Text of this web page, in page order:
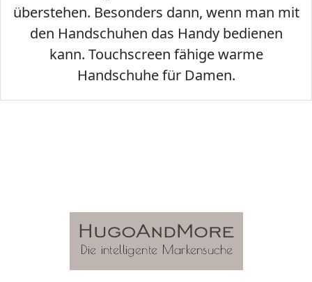
überstehen. Besonders dann, wenn man mit
den Handschuhen das Handy bedienen
kann. Touchscreen fähige warme
Handschuhe für Damen.